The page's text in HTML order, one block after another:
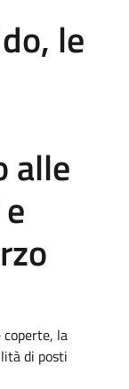
le
alle
la
di posti